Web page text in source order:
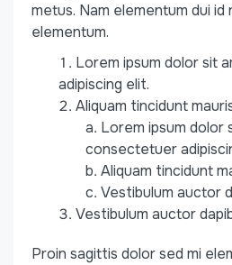
metus. Nam elementum dui id
elementum.
Lorem ipsum dolor sit
adipiscing elit.
Aliquam tincidunt
Lorem ipsum dolor
consectetuer
Aliquam tincidunt
Vestibulum auctor
Vestibulum auctor
Proin sagittis dolor sed mi